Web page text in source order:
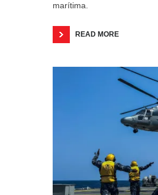
marítima.
READ MORE